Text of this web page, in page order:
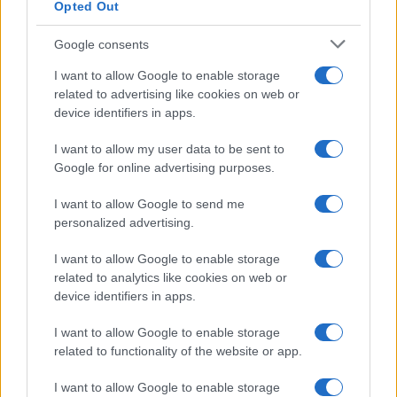
Opted Out
Google consents
I want to allow Google to enable storage
related to advertising like cookies on web or
device identifiers in apps.
I want to allow my user data to be sent to
Google for online advertising purposes.
I want to allow Google to send me
personalized advertising.
I want to allow Google to enable storage
related to analytics like cookies on web or
device identifiers in apps.
I want to allow Google to enable storage
related to functionality of the website or app.
I want to allow Google to enable storage
vento: non basta rimborsare i privati delle spese,
mollandogli tutta la responsabilità della transizione
carbonizzazionestorica, guidata da veloci
progressi nelle tecnologie a basse emissioni che
all’interno e tra i paesi. Quanto ai nostri usi e
nuovi gratificanti con cui rimpiazzare i vecchi: sarà
inevitabile, modificandosi l’ambiente intorno a noi.
Pensiamo in quanto poco tempo, in passato, si
sono diffusi beni che all’inizio sembravano di
telefonino
trentina d’anni fa, erano guardati come
extraterrestri o passavano per snob e fanatici. Ora
è la cosa più preziosa che abbiamo. Racchiude